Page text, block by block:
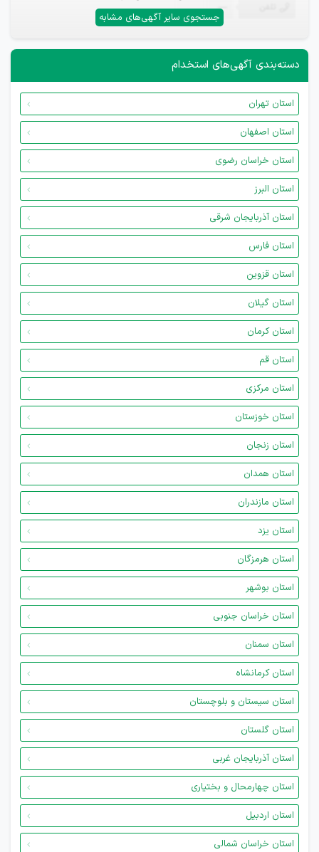
جستجوی سایر آگهی‌های مشابه
—
دسته‌بندی آگهی‌های استخدام
استان تهران
استان اصفهان
استان خراسان رضوی
استان البرز
استان آذربایجان شرقی
استان فارس
استان قزوین
استان گیلان
استان کرمان
استان قم
استان مرکزی
استان خوزستان
استان زنجان
استان همدان
استان مازندران
استان یزد
استان هرمزگان
استان بوشهر
استان خراسان جنوبی
استان سمنان
استان کرمانشاه
استان سیستان و بلوچستان
استان گلستان
استان آذربایجان غربی
استان چهارمحال و بختیاری
استان اردبیل
استان خراسان شمالی